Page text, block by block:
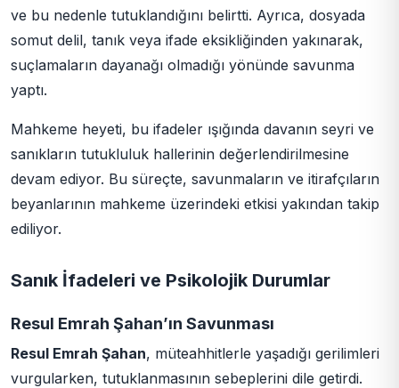
ve bu nedenle tutuklandığını belirtti. Ayrıca, dosyada
somut delil, tanık veya ifade eksikliğinden yakınarak,
suçlamaların dayanağı olmadığı yönünde savunma
yaptı.
Mahkeme heyeti, bu ifadeler ışığında davanın seyri ve
sanıkların tutukluluk hallerinin değerlendirilmesine
devam ediyor. Bu süreçte, savunmaların ve itirafçıların
beyanlarının mahkeme üzerindeki etkisi yakından takip
ediliyor.
Sanık İfadeleri ve Psikolojik Durumlar
Resul Emrah Şahan’ın Savunması
Resul Emrah Şahan, müteahhitlerle yaşadığı gerilimleri
vurgularken, tutuklanmasının sebeplerini dile getirdi.